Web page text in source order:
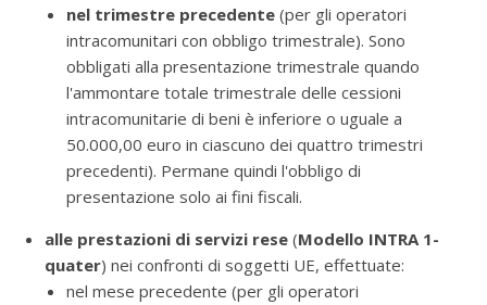
nel trimestre precedente (per gli operatori
intracomunitari con obbligo trimestrale). Sono
obbligati alla presentazione trimestrale quando
l'ammontare totale trimestrale delle cessioni
intracomunitarie di beni è inferiore o uguale a
50.000,00 euro in ciascuno dei quattro trimestri
precedenti). Permane quindi l'obbligo di
presentazione solo ai fini fiscali.
alle prestazioni di servizi rese (Modello INTRA 1-
quater) nei confronti di soggetti UE, effettuate:
nel mese precedente (per gli operatori